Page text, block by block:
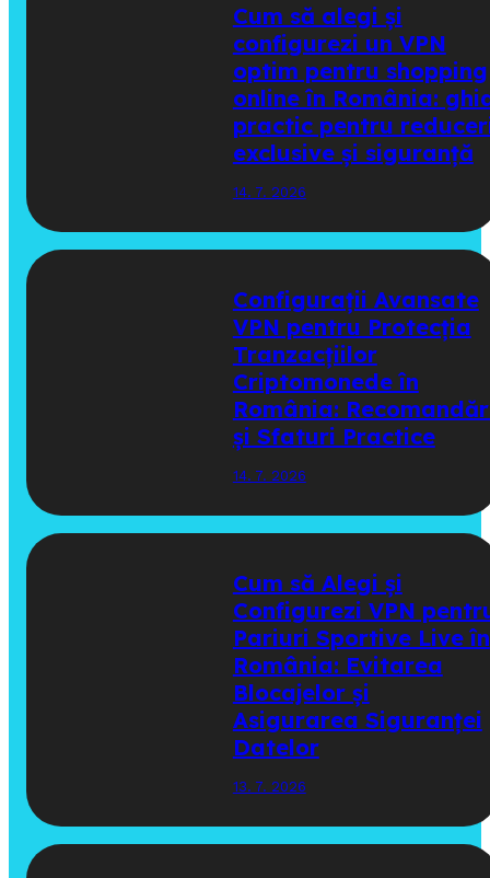
Cum să alegi și
configurezi un VPN
optim pentru shopping
online în România:
practic pentru
exclusive și siguranță
14. 7. 2026
Configurații Avansate
VPN pentru Protecția
Tranzacțiilor
Criptomonede în
România:
și Sfaturi Practice
14. 7. 2026
Cum să Alegi și
Configurezi VPN
Pariuri Sportive Live în
România: Evitarea
Blocajelor și
Asigurarea Siguranței
Datelor
13. 7. 2026